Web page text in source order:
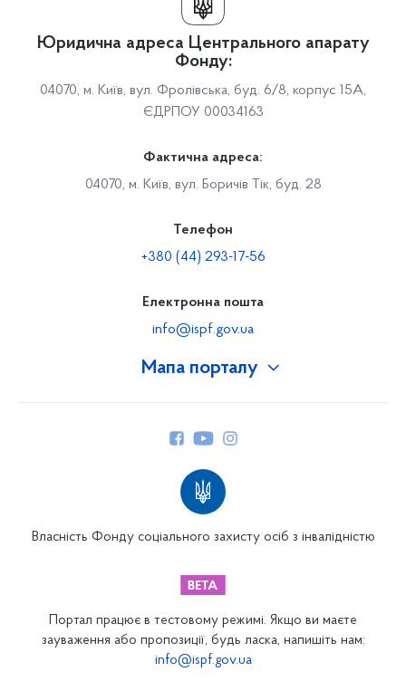
Мапа порталу
Закарпатське відділення
Запорізьке відділення
Юридична адреса Центрального апарату
Фонду:
04070, м. Київ, вул. Фролівська, буд. 6/8, корпус 15А,
ЄДРПОУ 00034163
Фактична адреса:
04070, м. Київ, вул. Боричів Тік, буд. 28
Телефон
+380 (44) 293-17-56
Електронна пошта
info@ispf.gov.ua
Власність Фонду соціального захисту осіб з інвалідністю
Портал працює в тестовому режимі. Якщо ви маєте
зауваження або пропозиції, будь ласка, напишіть нам:
info@ispf.gov.ua